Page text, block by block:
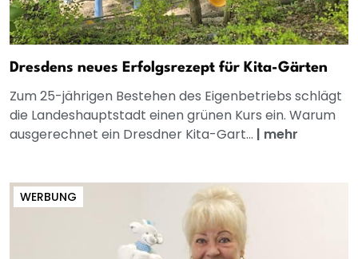
Dresdens neues Erfolgsrezept für Kita-Gärten
Zum 25-jährigen Bestehen des Eigenbetriebs schlägt
die Landeshauptstadt einen grünen Kurs ein. Warum
ausgerechnet ein Dresdner Kita-Gart... | mehr
WERBUNG